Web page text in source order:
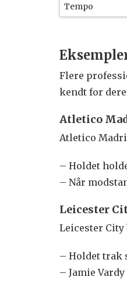
Tempo
Flere
kendt for
Atletico
Atletico
– Holdet
– Når
Leicester
Leicester City
– Holdet trak
– Jamie